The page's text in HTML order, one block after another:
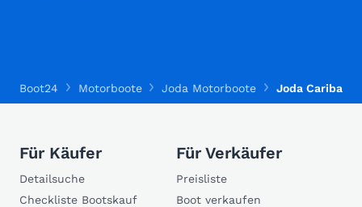
Boot24 Motorboote Joda Motorboote Joda Cariba
Für Käufer
Detailsuche
Checkliste Bootskauf
Für Verkäufer
Preisliste
Boot verkaufen